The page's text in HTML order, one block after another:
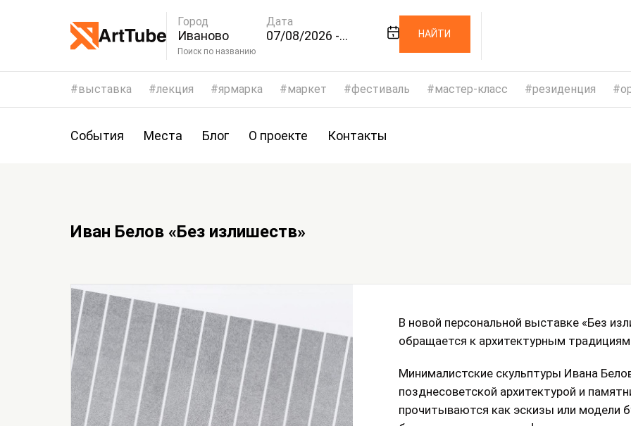
Город
Иваново
Дата
07/08/2026 -
Поиск по названию
НАЙТИ
выставка лекция ярмарка маркет фестиваль мастер-класс резиденция
События Места Блог О проекте Контакты
Иван Белов «Без излишеств»
В новой персональной выставке «Без
обращается к архитектурным
Минималистские скульптуры Ивана
позднесоветской архитектурой и
прочитываются как эскизы или модели